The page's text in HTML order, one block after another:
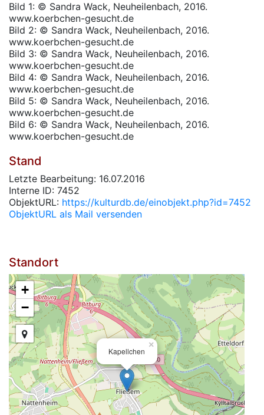
Bild 1: © Sandra Wack, Neuheilenbach, 2016.
www.koerbchen-gesucht.de
Bild 2: © Sandra Wack, Neuheilenbach, 2016.
www.koerbchen-gesucht.de
Bild 3: © Sandra Wack, Neuheilenbach, 2016.
www.koerbchen-gesucht.de
Bild 4: © Sandra Wack, Neuheilenbach, 2016.
www.koerbchen-gesucht.de
Bild 5: © Sandra Wack, Neuheilenbach, 2016.
www.koerbchen-gesucht.de
Bild 6: © Sandra Wack, Neuheilenbach, 2016.
www.koerbchen-gesucht.de
Stand
Letzte Bearbeitung: 16.07.2016
Interne ID: 7452
ObjektURL: https://kulturdb.de/einobjekt.php?id=7452
ObjektURL als Mail versenden
Standort
Kapellchen
×
+
−